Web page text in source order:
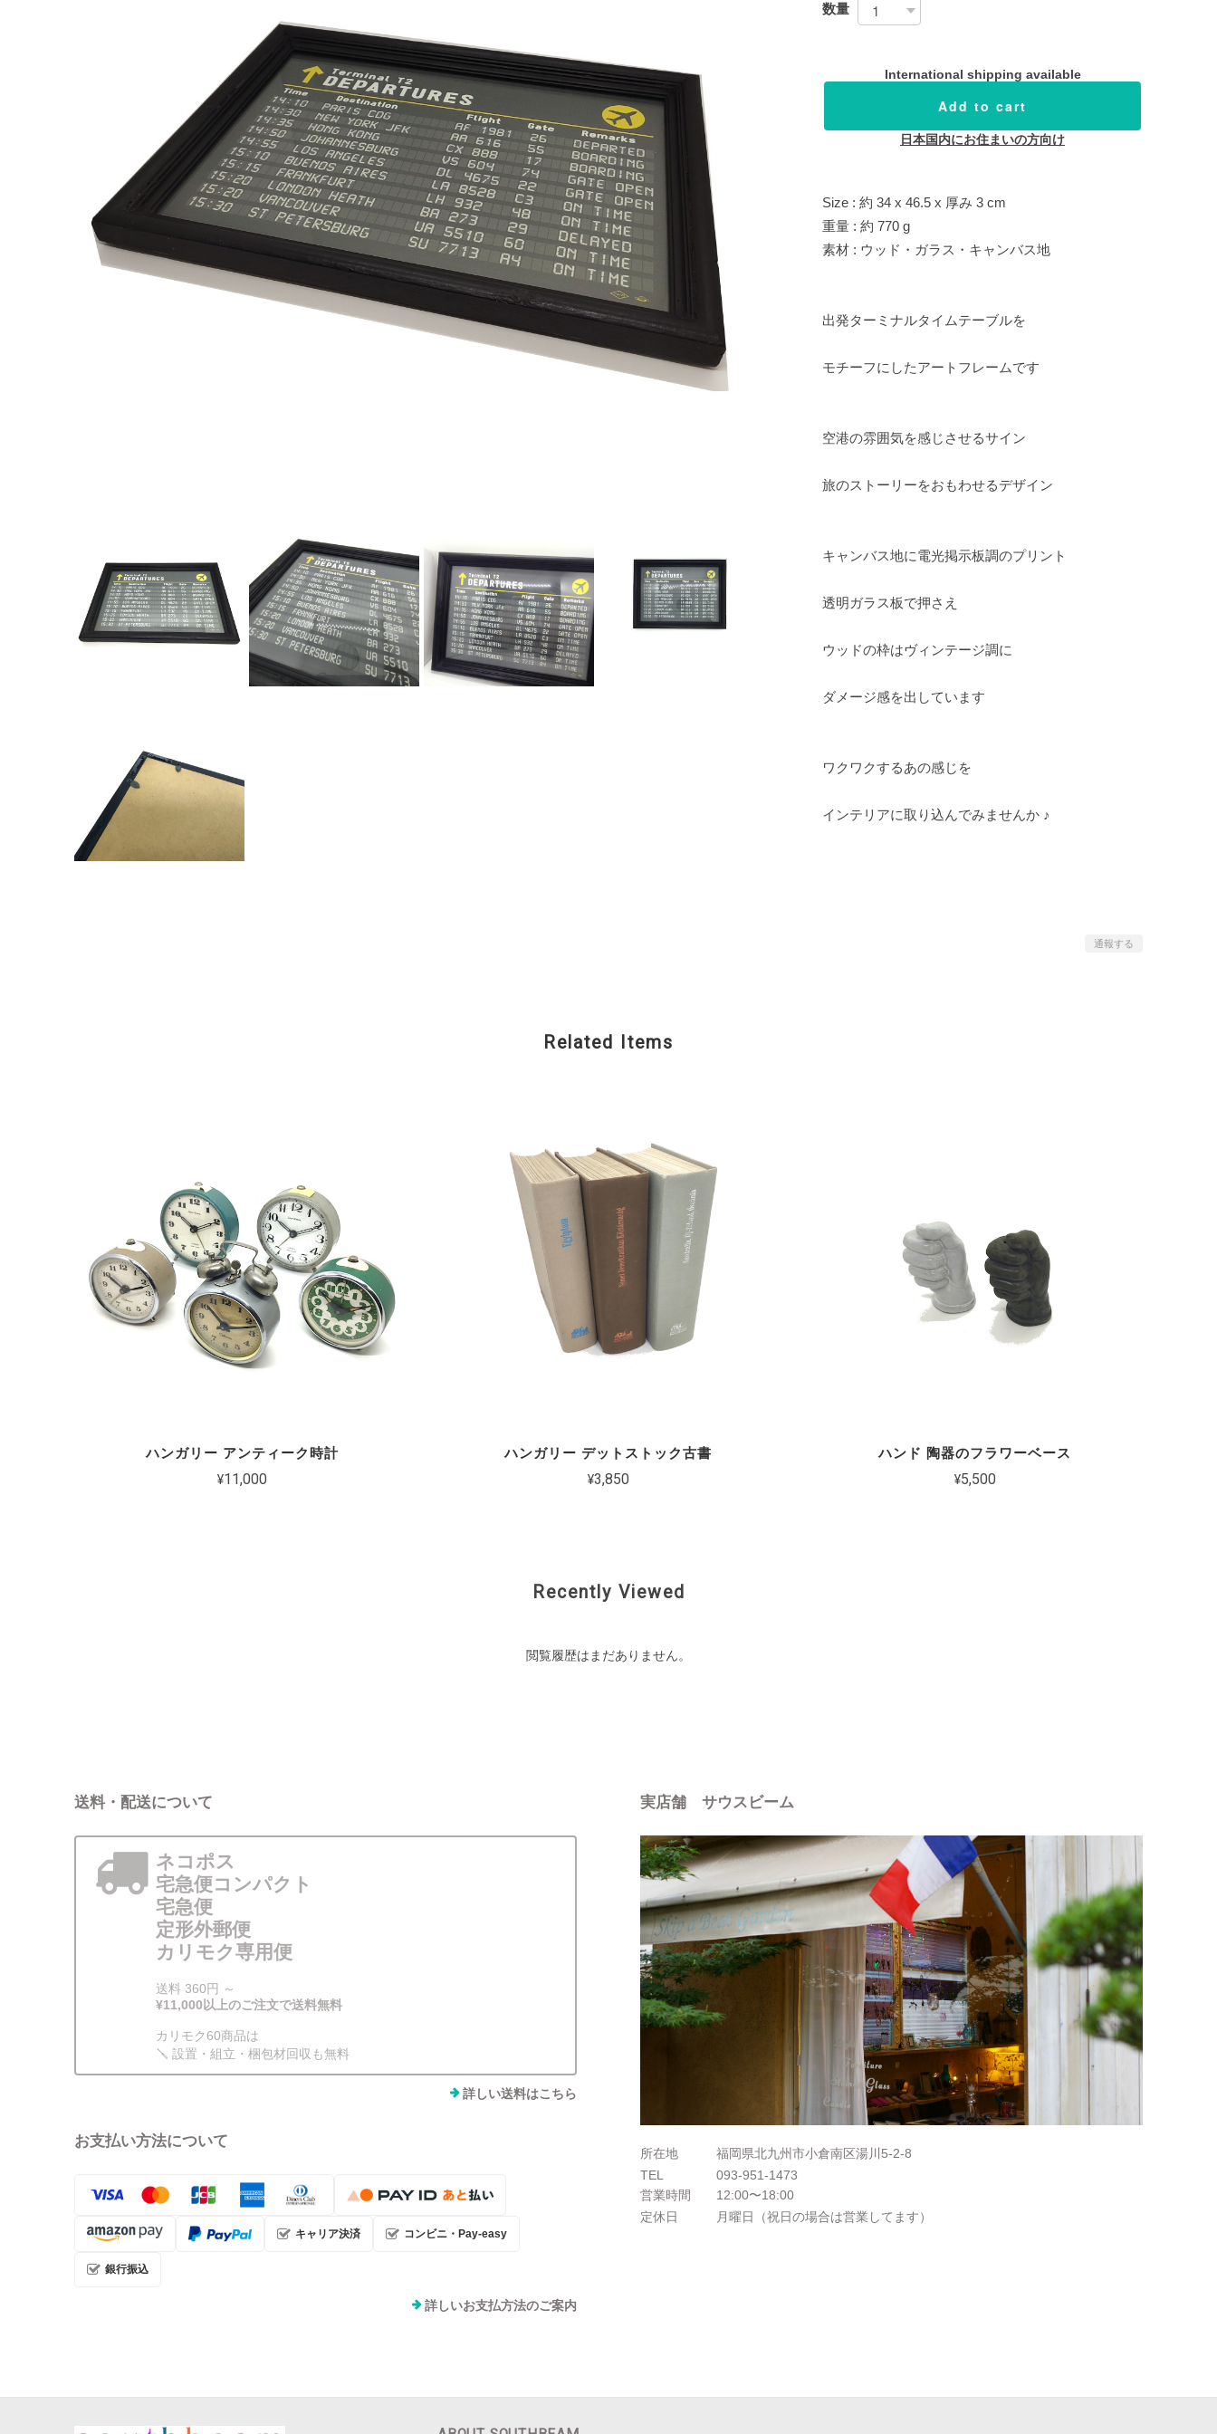
数量
International shipping available
Add to cart
日本国内にお住まいの方向け
Size : 約 34 x 46.5 x 厚み 3 cm
重量 : 約 770 g
素材 : ウッド・ガラス・キャンバス地
出発ターミナルタイムテーブルを
モチーフにしたアートフレームです
空港の雰囲気を感じさせるサイン
旅のストーリーをおもわせるデザイン
キャンバス地に電光掲示板調のプリント
透明ガラス板で押さえ
ウッドの枠はヴィンテージ調に
ダメージ感を出しています
ワクワクするあの感じを
インテリアに取り込んでみませんか ♪
通報する
Related Items
ハンガリー アンティーク時計
¥11,000
ハンガリー デットストック古書
¥3,850
ハンド 陶器のフラワーベース
¥5,500
Recently Viewed
閲覧履歴はまだありません。
送料・配送について
ネコポス
宅急便コンパクト
宅急便
定形外郵便
カリモク専用便
送料 360円 ～
¥11,000以上のご注文で送料無料
カリモク60商品は
🪛 設置・組立・梱包材回収も無料
詳しい送料はこちら
お支払い方法について
キャリア決済 コンビニ・Pay-easy
銀行振込
詳しいお支払方法のご案内
実店舗 サウスビーム
所在地
福岡県北九州市小倉南区湯川5-2-8
TEL
093-951-1473
営業時間
12:00〜18:00
定休日
月曜日（祝日の場合は営業してます）